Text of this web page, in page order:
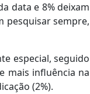
data e 8% deixam
pesquisar sempre,
especial, seguido
mais influência na
(2%).